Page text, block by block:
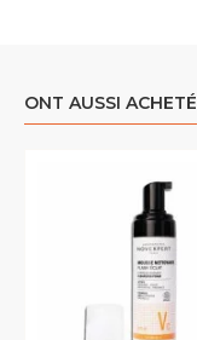
ONT AUSSI ACHETÉ